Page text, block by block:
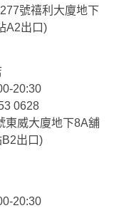
號禧利大廈地下
出口)
20:30
0628
東威大廈地下8A舖
出口)
20:30